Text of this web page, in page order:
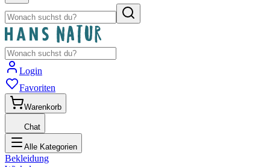
Login
Favoriten
Warenkorb
Chat
Alle Kategorien
Bekleidung